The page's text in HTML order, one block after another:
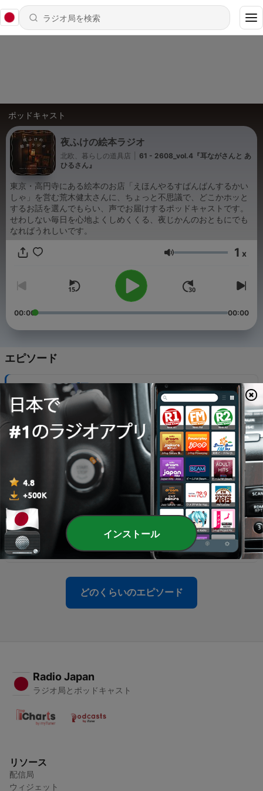
ポッドキャスト
夜ふけの絵本ラジオ
北欧、暮らしの道具店
61 - 2608_vol.4『耳ながさんと あ
ひるさん』
東京・高円寺にある絵本のお店「えほんやるすばんばんするかい
しゃ」を営む荒木健太さんに、ちょっと不思議で、どこかホッと
するお話を選んでもらい、声でお届けするポッドキャストです。
せわしない毎日を心地よくしめくくる、夜じかんのおともにでも
なればうれしいです。
音量 1 x
00:00 00:00
エピソード
61 - 2608_vol.4『耳ながさんと あひるさん』
31 7月 2026
60 - 2607_vol.3『山ねこホテル』
30 6月 2026
2606_vol.2『こどもの すきな かみさま』
01 6月 2026
58 - 2605_vol.1『すてきなサーカス』
01 5月 2026
57 - 2601_雪の朝（2026/1/30公開）
31 1月 2026
どのくらいのエピソード
Radio Japan
ラジオ局とポッドキャスト
リソース
配信局
ウィジェット
インストール